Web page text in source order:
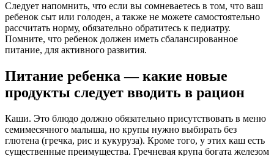
Следует напомнить, что если вы сомневаетесь в том, что ваш
ребенок сыт или голоден, а также не можете самостоятельно
рассчитать норму, обязательно обратитесь к педиатру.
Помните, что ребенок должен иметь сбалансированное
питание, для активного развития.
Питание ребенка — какие новые
продукты следует вводить в рацион
Каши. Это блюдо должно обязательно присутствовать в меню
семимесячного малыша, но крупы нужно выбирать без
глютена (гречка, рис и кукуруза). Кроме того, у этих каш есть
существенные преимущества. Гречневая крупа богата железом